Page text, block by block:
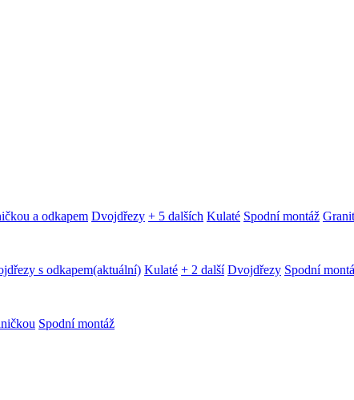
a odkapem Dvojdřezy + 5 dalších Kulaté Spodní montáž
s odkapem(aktuální) Kulaté + 2 další Dvojdřezy Spodní
Spodní montáž